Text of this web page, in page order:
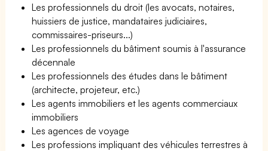
Les professionnels du droit (les avocats, notaires,
huissiers de justice, mandataires judiciaires,
commissaires-priseurs...)
Les professionnels du bâtiment soumis à l'assurance
décennale
Les professionnels des études dans le bâtiment
(architecte, projeteur, etc.)
Les agents immobiliers et les agents commerciaux
immobiliers
Les agences de voyage
Les professions impliquant des véhicules terrestres à